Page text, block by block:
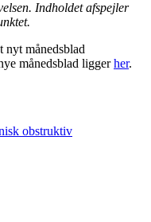
Indholdet afspejler
månedsblad
månedsblad liggerher.
obstruktiv